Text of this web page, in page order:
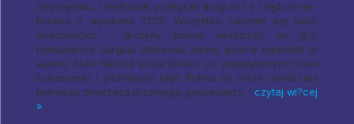
zwycięstwo, i Neftyanik przegrali drugi raz z rzędu w tie-
breaku z wynikiem 13:15. Wszystko zaczęło się dość
akademicko – drużyny powoli wkroczyły do ​​gry:
mieszkańcy Surgutu atakowali lepiej, goście nadrobili to
asami. Atak Nikitina poza boisko po pojedynczym bloku
Łukaszenki i późniejszy błąd Botina na rurze oznaczały
pierwszą znaczącą przewagę gospodarzy - czytaj wi?cej
»